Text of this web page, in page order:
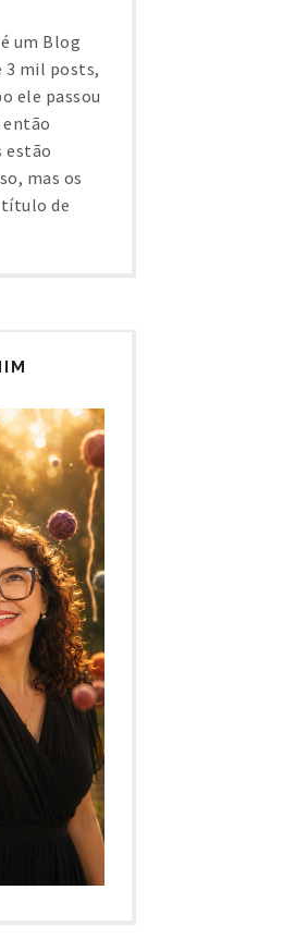
é um Blog
3 mil posts,
ele passou
então
estão
mas os
de